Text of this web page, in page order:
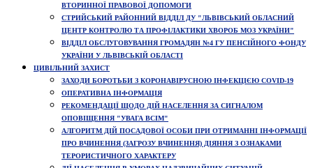
ВТОРИННОЇ ПРАВОВОЇ ДОПОМОГИ
СТРИЙСЬКИЙ РАЙОННИЙ ВІДДІЛ ДУ "ЛЬВІВСЬКИЙ ОБЛАСНИЙ
ЦЕНТР КОНТРОЛЮ ТА ПРОФІЛАКТИКИ ХВОРОБ МОЗ УКРАЇНИ"
ВІДДІЛ ОБСЛУГОВУВАННЯ ГРОМАДЯН №4 ГУ ПЕНСІЙНОГО ФОНДУ
УКРАЇНИ У ЛЬВІВСЬКІЙ ОБЛАСТІ
ЦИВІЛЬНИЙ ЗАХИСТ
ЗАХОДИ БОРОТЬБИ З КОРОНАВІРУСНОЮ ІНФЕКЦІЄЮ COVID-19
ОПЕРАТИВНА ІНФОРМАЦІЯ
РЕКОМЕНДАЦІЇ ЩОДО ДІЙ НАСЕЛЕННЯ ЗА СИГНАЛОМ
ОПОВІЩЕННЯ "УВАГА ВСІМ"
АЛГОРИТМ ДІЙ ПОСАДОВОЇ ОСОБИ ПРИ ОТРИМАННІ ІНФОРМАЦІЇ
ПРО ВЧИНЕННЯ (ЗАГРОЗУ ВЧИНЕННЯ) ДІЯННЯ З ОЗНАКАМИ
ТЕРОРИСТИЧНОГО ХАРАКТЕРУ